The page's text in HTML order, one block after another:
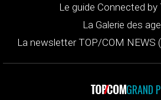
Le guide Connected by
La Galerie des
La newsletter TOP/COM NEWS
GRAND